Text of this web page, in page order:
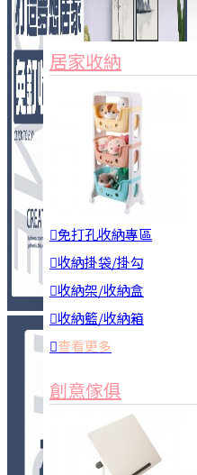
3C周邊
居家安全
居家清潔
查看更多
餐飲廚具
廚房收納
烘焙用具
隨身餐具
家俱&收納
居家收納
免打孔收納專區
收納掛袋/掛勾
收納架/收納盒
收納籃/收納箱
查看更多
創意傢俱